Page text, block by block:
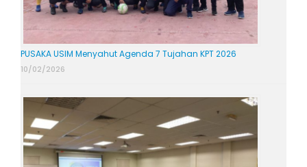
PUSAKA USIM Menyahut Agenda 7 Tujahan KPT 2026
10/02/2026